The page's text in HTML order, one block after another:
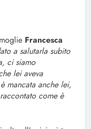
Francesca
a salutarla subito
ci siamo
lei aveva
mancata anche lei,
come è